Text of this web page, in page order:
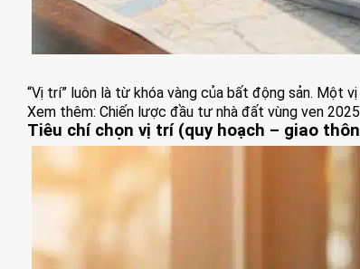
“Vị trí” luôn là từ khóa vàng của bất động sản. Một
Xem thêm: Chiến lược đầu tư nhà đất vùng ven
Tiêu chí chọn vị trí (quy hoạch – giao